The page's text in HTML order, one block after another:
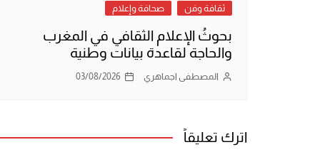
ثقافة وفن صحافة وإعلام
بحوثُ الإعلام الثقافي في المغرب
والحاجة لقاعدة بيانات وطنية
المصطفى اجماهري 03/08/2026
اترك تعليقاً